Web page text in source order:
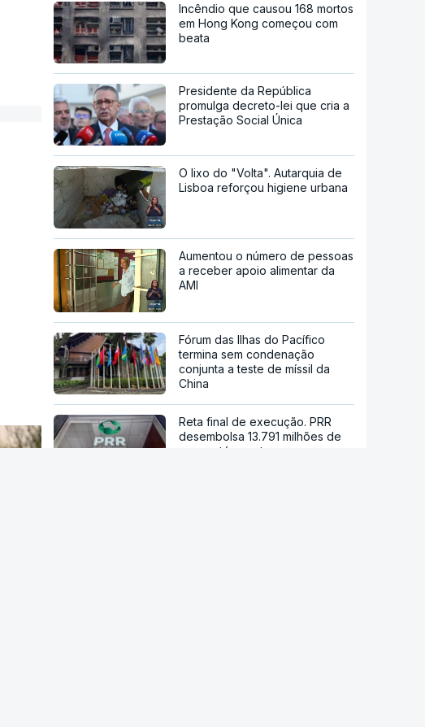
Incêndio que causou 168 mortos
em Hong Kong começou com
beata
Presidente da República
promulga decreto-lei que cria a
Prestação Social Única
O lixo do "Volta". Autarquia de
Lisboa reforçou higiene urbana
Aumentou o número de pessoas
a receber apoio alimentar da
AMI
Fórum das Ilhas do Pacífico
termina sem condenação
conjunta a teste de míssil da
China
Reta final de execução. PRR
desembolsa 13.791 milhões de
euros até agosto